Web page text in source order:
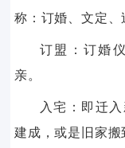
称：订婚、文定、
订盟：订婚
亲。
入宅：即迁
建成，或是旧家搬